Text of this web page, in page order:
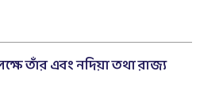
তাঁর এবং নদিয়া তথা রাজ্য